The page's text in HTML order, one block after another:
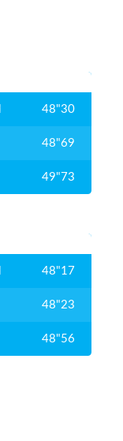
48"30
48"69
49"73
48"17
48"23
48"56